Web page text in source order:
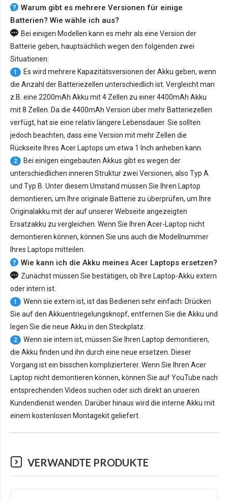
Warum gibt es mehrere Versionen für einige
Batterien? Wie wähle ich aus?
Bei einigen Modellen kann es mehr als eine Version der
Batterie geben, hauptsächlich wegen den folgenden zwei
Situationen:
1
Es wird mehrere Kapazitätsversionen der Akku geben, wenn
die Anzahl der Batteriezellen unterschiedlich ist. Vergleicht man
z.B. eine 2200mAh Akku mit 4 Zellen zu einer 4400mAh Akku
mit 8 Zellen. Da die 4400mAh Version über mehr Batteriezellen
verfügt, hat sie eine relativ längere Lebensdauer. Sie sollten
jedoch beachten, dass eine Version mit mehr Zellen die
Rückseite Ihres Acer Laptops um etwa 1 Inch anheben kann.
2
Bei einigen eingebauten Akkus gibt es wegen der
unterschiedlichen inneren Struktur zwei Versionen, also Typ A
und Typ B. Unter diesem Umstand müssen Sie Ihren Laptop
demontieren, um Ihre originale Batterie zu überprüfen, um Ihre
Originalakku mit der auf unserer Webseite angezeigten
Ersatzakku zu vergleichen. Wenn Sie Ihren Acer-Laptop nicht
demontieren können, können Sie uns auch die Modellnummer
Ihres Laptops mitteilen.
Wie kann ich die Akku meines Acer Laptops ersetzen?
Zunächst müssen Sie bestätigen, ob Ihre Laptop-Akku extern
oder intern ist.
1
Wenn sie extern ist, ist das Bedienen sehr einfach: Drücken
Sie auf den Akkuentriegelungsknopf, entfernen Sie die Akku und
legen Sie die neue Akku in den Steckplatz.
2
Wenn sie intern ist, müssen Sie Ihren Laptop demontieren,
die Akku finden und ihn durch eine neue ersetzen. Dieser
Vorgang ist ein bisschen komplizierterer. Wenn Sie Ihren Acer
Laptop nicht demontieren können, können Sie auf YouTube nach
entsprechenden Videos suchen oder sich direkt an unseren
Kundendienst wenden. Darüber hinaus wird die interne Akku mit
einem kostenlosen Montagekit geliefert.
VERWANDTE PRODUKTE